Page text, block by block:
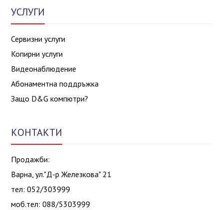
УСЛУГИ
Сервизни услуги
Копирни услуги
Видеонаблюдение
Абонаментна поддръжка
Защо D&G компютри?
КОНТАКТИ
Продажби:
Варна, ул."Д-р Железкова" 21
тел: 052/303999
моб.тел: 088/5303999